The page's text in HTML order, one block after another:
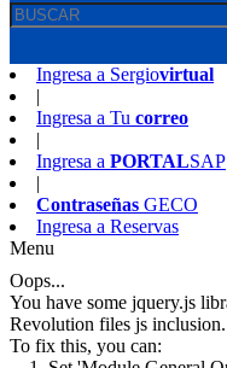
Ingresa a Sergiovirtual
|
Ingresa a Tu correo
|
Ingresa a PORTALSAP
|
Contraseñas GECO
Ingresa a Reservas
Menu
Oops...
You have some jquery.js
Revolution files js inclusion.
To fix this, you can: